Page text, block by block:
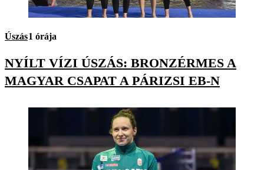
Úszás1 órája
NYÍLT VÍZI ÚSZÁS: BRONZÉRMES A
MAGYAR CSAPAT A PÁRIZSI EB-N